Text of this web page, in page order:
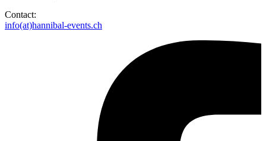
Contact:
info(at)hannibal-events.ch